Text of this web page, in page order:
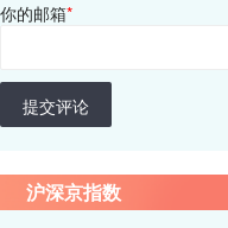
你的邮箱*
提交评论
沪深京指数